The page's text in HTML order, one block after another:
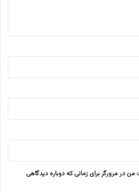
در مرورگر برای زمانی که دوباره دیدگاهی